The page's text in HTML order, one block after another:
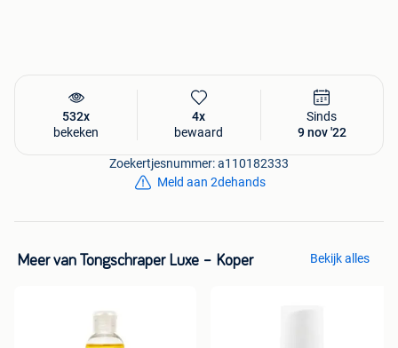
532x
bekeken
4x
bewaard
Sinds
9 nov '22
Zoekertjesnummer: a110182333
Meld aan 2dehands
Meer van Tongschraper Luxe – Koper Bekijk alles